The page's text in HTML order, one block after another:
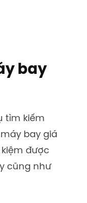
bay
tìm kiếm
bay giá
được
cũng như